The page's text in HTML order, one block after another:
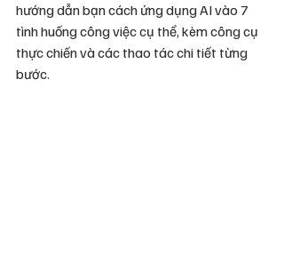
hướng dẫn bạn cách ứng dụng AI vào 7
tình huống công việc cụ thể, kèm công cụ
thực chiến và các thao tác chi tiết từng
bước.